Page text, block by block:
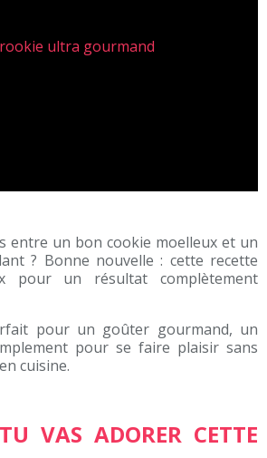
entre un bon cookie moelleux et un
? Bonne nouvelle : cette recette
pour un résultat complètement
pour un goûter gourmand, un
pour se faire plaisir sans
cuisine.
VAS ADORER CETTE